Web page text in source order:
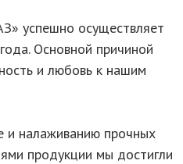
успешно осуществляет
Основной причиной
и любовь к нашим
и налаживанию прочных
продукции мы достигли